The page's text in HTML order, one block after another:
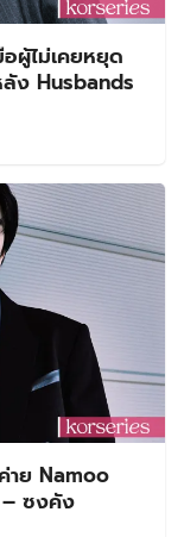
ผู้ไม่เคยหยุด
ง Husbands
าย Namoo
ซงคัง